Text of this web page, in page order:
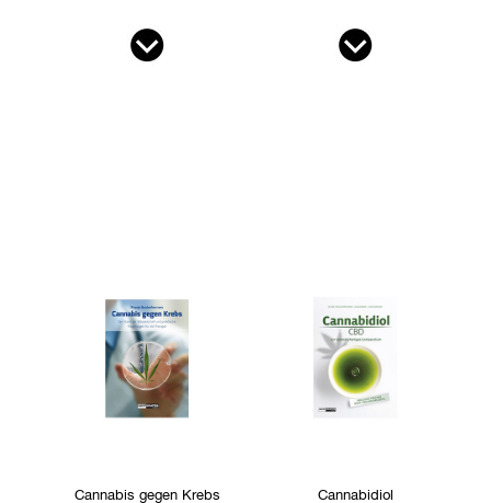
Cannabis gegen Krebs
Cannabidiol